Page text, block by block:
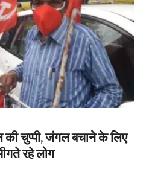
की चुप्पी, जंगल बचाने के लिए
रहे लोग